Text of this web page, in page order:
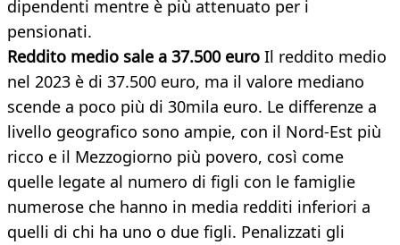
dipendenti mentre è più attenuato per i
pensionati.
Reddito medio sale a 37.500 euro Il reddito medio
nel 2023 è di 37.500 euro, ma il valore mediano
scende a poco più di 30mila euro. Le differenze a
livello geografico sono ampie, con il Nord-Est più
ricco e il Mezzogiorno più povero, così come
quelle legate al numero di figli con le famiglie
numerose che hanno in media redditi inferiori a
quelli di chi ha uno o due figli. Penalizzati gli